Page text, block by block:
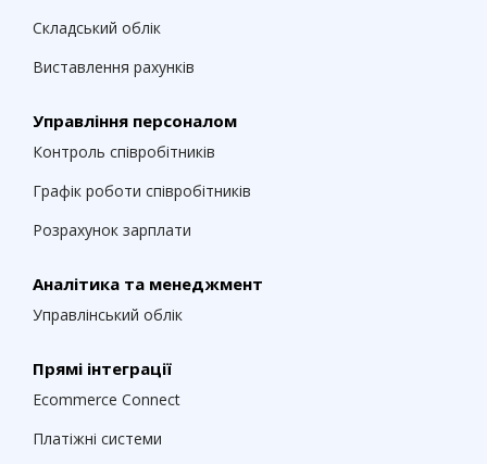
Складський облік
Виставлення рахунків
Управління персоналом
Контроль співробітників
Графік роботи співробітників
Розрахунок зарплати
Аналітика та менеджмент
Управлінський облік
Прямі інтеграції
Ecommerce Connect
Платіжні системи